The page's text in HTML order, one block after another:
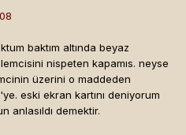
baktım altında beyaz
nispeten kapamıs. neyse
üzerini o maddeden
eski ekran kartını deniyorum
anlasıldı demektir.